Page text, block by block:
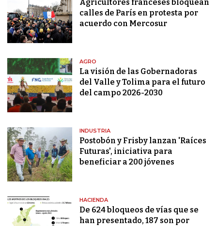
Agricultores franceses bloquean
calles de París en protesta por
acuerdo con Mercosur
AGRO
La visión de las Gobernadoras
del Valle y Tolima para el futuro
del campo 2026-2030
INDUSTRIA
Postobón y Frisby lanzan 'Raíces
Futuras', iniciativa para
beneficiar a 200 jóvenes
HACIENDA
De 624 bloqueos de vías que se
han presentado, 187 son por